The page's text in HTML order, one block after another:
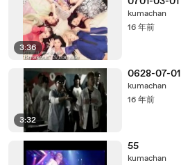
3:36
kumachan
16 年前
3:32
0628-07-01
kumachan
16 年前
55
kumachan